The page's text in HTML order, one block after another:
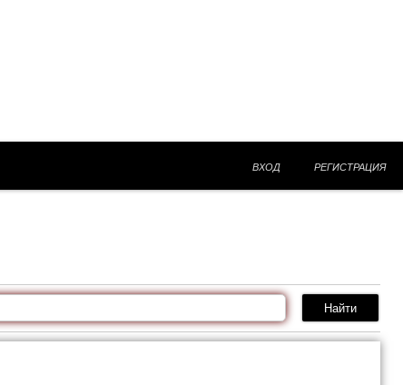
ВХОД РЕГИСТРАЦИЯ